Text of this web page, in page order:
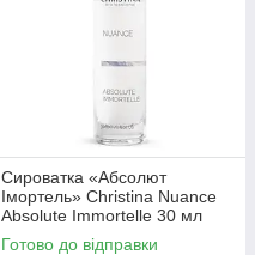
Сироватка «Абсолют
Імортель» Christina Nuance
Absolute Immortelle 30 мл
Готово до відправки